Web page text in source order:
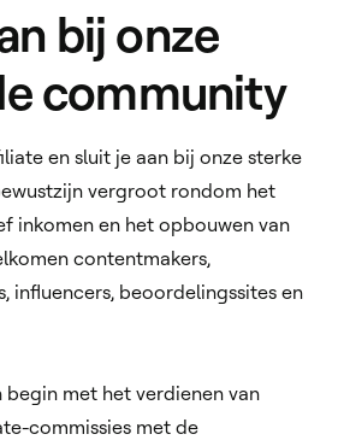
bij onze
community
en sluit je aan bij onze sterke
vergroot rondom het
inkomen en het opbouwen van
contentmakers,
influencers, beoordelingssites en
begin met het verdienen van
commissies met de